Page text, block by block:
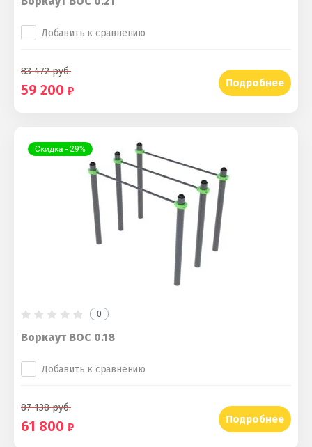
Добавить к сравнению
83 472руб.
59 200 Подробнее
Скидка - 29%
0
Воркаут ВОС 0.18
Добавить к сравнению
87 138руб.
61 800 Подробнее